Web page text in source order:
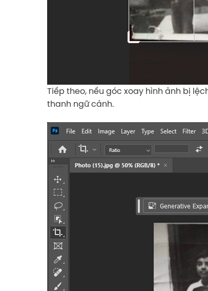
Tiếp theo, nếu góc xoay hình ảnh bị
thanh ngữ cảnh.